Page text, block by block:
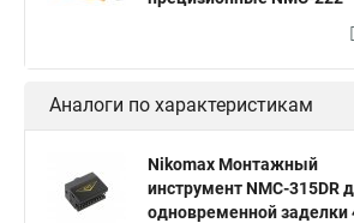
Аналоги по характеристикам
Nikomax Монтажный
инструмент NMC-315DR
одновременной заделки